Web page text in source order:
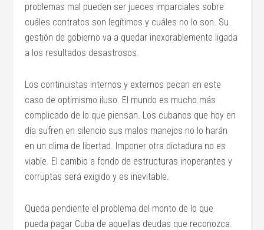
problemas mal pueden ser jueces imparciales sobre
cuáles contratos son legítimos y cuáles no lo son. Su
gestión de gobierno va a quedar inexorablemente ligada
a los resultados desastrosos.
Los continuistas internos y externos pecan en este
caso de optimismo iluso. El mundo es mucho más
complicado de lo que piensan. Los cubanos que hoy en
día sufren en silencio sus malos manejos no lo harán
en un clima de libertad. Imponer otra dictadura no es
viable. El cambio a fondo de estructuras inoperantes y
corruptas será exigido y es inevitable.
Queda pendiente el problema del monto de lo que
pueda pagar Cuba de aquellas deudas que reconozca.